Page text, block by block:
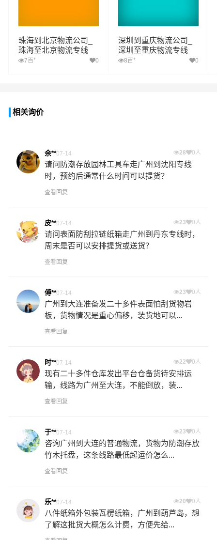
珠海到北京物流公司_
珠海至北京物流专线
7百 + 0
深圳到重庆物流公司_
深圳至重庆物流专线
8百 + 0
相关询价
余**07-14 28 0人
请问防潮存放园林工具车走广州到沈阳专线
时，预约后通常什么时间可以提货？
查看回复
皮**07-14 23 0人
请问表面防刮拉链纸箱走广州到丹东专线时，
周末是否可以安排提货或送货？
查看回复
傅**07-14 23 0人
广州到大连准备发二十多件表面怕刮货物岩
板，货物情况是重心偏移，装货地可以...
查看回复
时**07-14 22 0人
现有二十多件仓库发出平台仓备货待安排运
输，线路为广州至大连，不能倒放，装...
查看回复
于**07-14 23 0人
咨询广州到大连的普通物流，货物为防潮存放
竹木托盘，这条线路最低起运价怎么...
查看回复
乐**07-14 20 0人
八件纸箱外包装瓦楞纸箱，广州到葫芦岛，想
了解这批货大概怎么计费，方便先给...